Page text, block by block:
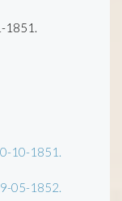
1851.
10-1851.
05-1852.